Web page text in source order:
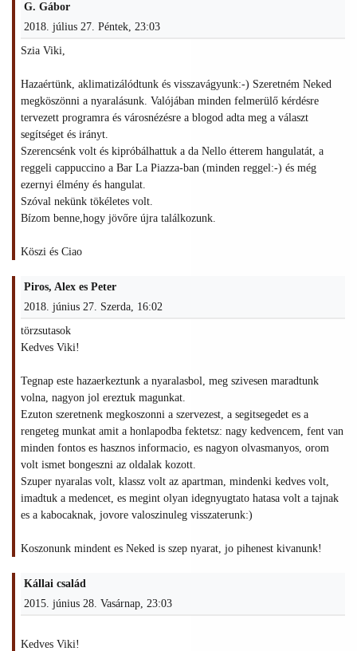
G. Gábor
2018. július 27. Péntek, 23:03
Szia Viki,
Hazaértünk, aklimatizálódtunk és visszavágyunk:-) Szeretném Neked
megköszönni a nyaralásunk. Valójában minden felmerülő kérdésre
tervezett programra és városnézésre a blogod adta meg a választ
segítséget és irányt.
Szerencsénk volt és kipróbálhattuk a da Nello étterem hangulatát, a
reggeli cappuccino a Bar La Piazza-ban (minden reggel:-) és még
ezernyi élmény és hangulat.
Szóval nekünk tökéletes volt.
Bízom benne,hogy jövőre újra találkozunk.
Köszi és Ciao
Piros, Alex es Peter
2018. június 27. Szerda, 16:02
törzsutasok
Kedves Viki!
Tegnap este hazaerkeztunk a nyaralasbol, meg szivesen maradtunk
volna, nagyon jol ereztuk magunkat.
Ezuton szeretnenk megkoszonni a szervezest, a segitsegedet es a
rengeteg munkat amit a honlapodba fektetsz: nagy kedvencem, fent van
minden fontos es hasznos informacio, es nagyon olvasmanyos, orom
volt ismet bongeszni az oldalak kozott.
Szuper nyaralas volt, klassz volt az apartman, mindenki kedves volt,
imadtuk a medencet, es megint olyan idegnyugtato hatasa volt a tajnak
es a kabocaknak, jovore valoszinuleg visszaterunk:)
Koszonunk mindent es Neked is szep nyarat, jo pihenest kivanunk!
Kállai család
2015. június 28. Vasárnap, 23:03
Kedves Viki!